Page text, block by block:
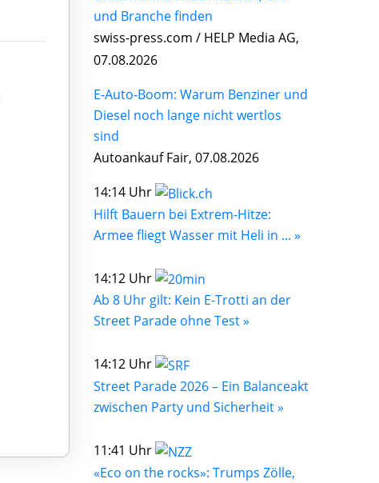
und Branche finden
swiss-press.com / HELP Media AG,
07.08.2026
E-Auto-Boom: Warum Benziner und
Diesel noch lange nicht wertlos
sind
Autoankauf Fair, 07.08.2026
14:14 Uhr
Hilft Bauern bei Extrem-Hitze:
Armee fliegt Wasser mit Heli in ... »
14:12 Uhr
Ab 8 Uhr gilt: Kein E-Trotti an der
Street Parade ohne Test »
14:12 Uhr
Street Parade 2026 – Ein Balanceakt
zwischen Party und Sicherheit »
11:41 Uhr
«Eco on the rocks»: Trumps Zölle,